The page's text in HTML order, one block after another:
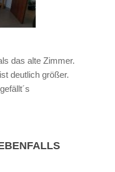
das alte Zimmer.
deutlich größer.